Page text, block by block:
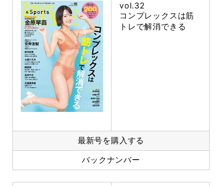
vol.32
コンプレックスは筋
トレで解消できる
最新号を購入する
バックナンバー